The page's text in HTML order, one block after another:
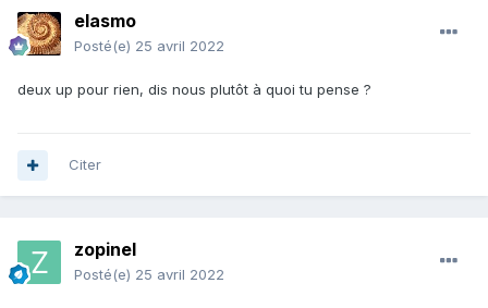
elasmo
Posté(e) 25 avril 2022
deux up pour rien, dis nous plutôt à quoi tu pense ?
Citer
zopinel
Posté(e) 25 avril 2022